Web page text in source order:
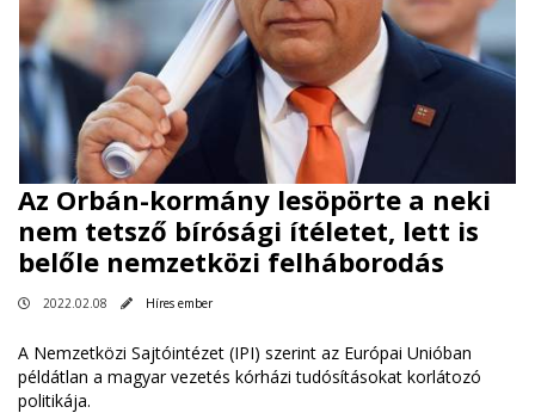
Az Orbán-kormány lesöpörte a neki
nem tetsző bírósági ítéletet, lett is
belőle nemzetközi felháborodás
2022.02.08 Híres ember
A Nemzetközi Sajtóintézet (IPI) szerint az Európai Unióban
példátlan a magyar vezetés kórházi tudósításokat korlátozó
politikája.